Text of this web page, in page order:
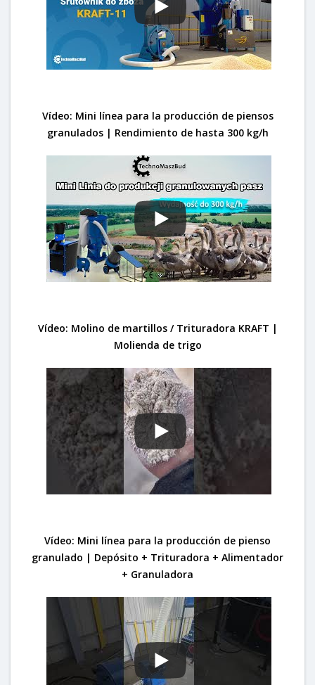
Vídeo: Mini línea para la producción de piensos
granulados | Rendimiento de hasta 300 kg/h
Vídeo: Molino de martillos / Trituradora KRAFT |
Molienda de trigo
Vídeo: Mini línea para la producción de pienso
granulado | Depósito + Trituradora + Alimentador
+ Granuladora